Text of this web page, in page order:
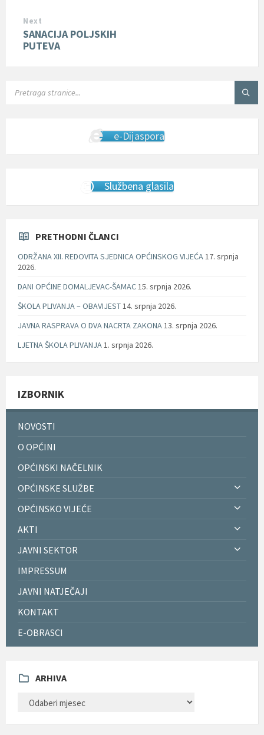
Next
SANACIJA POLJSKIH
PUTEVA
e-Dijaspora
Službena glasila
PRETHODNI ČLANCI
ODRŽANA XII. REDOVITA SJEDNICA OPĆINSKOG VIJEĆA17. srpnja
2026.
DANI OPĆINE DOMALJEVAC-ŠAMAC15. srpnja 2026.
ŠKOLA PLIVANJA – OBAVIJEST14. srpnja 2026.
JAVNA RASPRAVA O DVA NACRTA ZAKONA13. srpnja 2026.
LJETNA ŠKOLA PLIVANJA1. srpnja 2026.
IZBORNIK
NOVOSTI
O OPĆINI
OPĆINSKI NAČELNIK
OPĆINSKE SLUŽBE
OPĆINSKO VIJEĆE
AKTI
JAVNI SEKTOR
IMPRESSUM
JAVNI NATJEČAJI
KONTAKT
E-OBRASCI
ARHIVA